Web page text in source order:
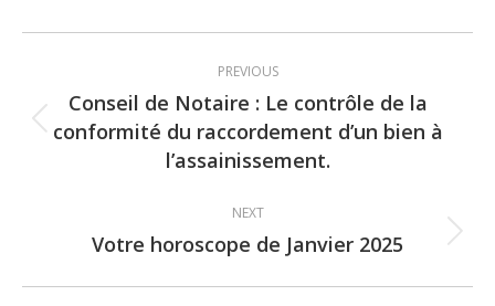
navigation
PREVIOUS
Previous
post:
Conseil de Notaire : Le contrôle de la
conformité du raccordement d’un bien à
l’assainissement.
NEXT
Next
Votre horoscope de Janvier 2025